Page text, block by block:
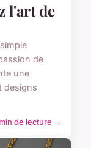
l'art de
de
une
designs
de lecture →